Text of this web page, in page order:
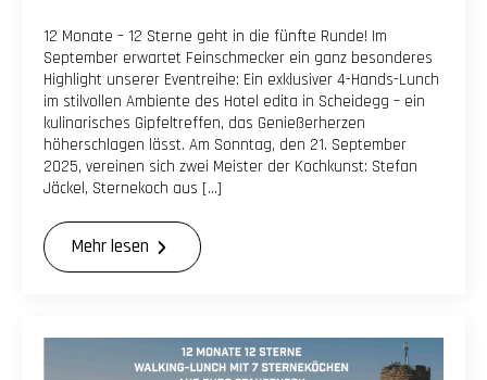
12 Monate – 12 Sterne geht in die fünfte Runde! Im
September erwartet Feinschmecker ein ganz besonderes
Highlight unserer Eventreihe: Ein exklusiver 4-Hands-Lunch
im stilvollen Ambiente des Hotel edita in Scheidegg – ein
kulinarisches Gipfeltreffen, das Genießerherzen
höherschlagen lässt. Am Sonntag, den 21. September
2025, vereinen sich zwei Meister der Kochkunst: Stefan
Jäckel, Sternekoch aus […]
Mehr lesen